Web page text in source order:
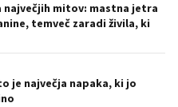
največjih mitov: mastna jetra
temveč zaradi živila, ki
je največja napaka, ki jo